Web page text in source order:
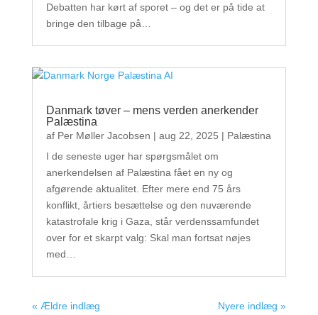
Debatten har kørt af sporet – og det er på tide at
bringe den tilbage på…
Danmark tøver – mens verden anerkender
Palæstina
af Per Møller Jacobsen | aug 22, 2025 | Palæstina
I de seneste uger har spørgsmålet om
anerkendelsen af Palæstina fået en ny og
afgørende aktualitet. Efter mere end 75 års
konflikt, årtiers besættelse og den nuværende
katastrofale krig i Gaza, står verdenssamfundet
over for et skarpt valg: Skal man fortsat nøjes
med…
« Ældre indlæg Nyere indlæg »